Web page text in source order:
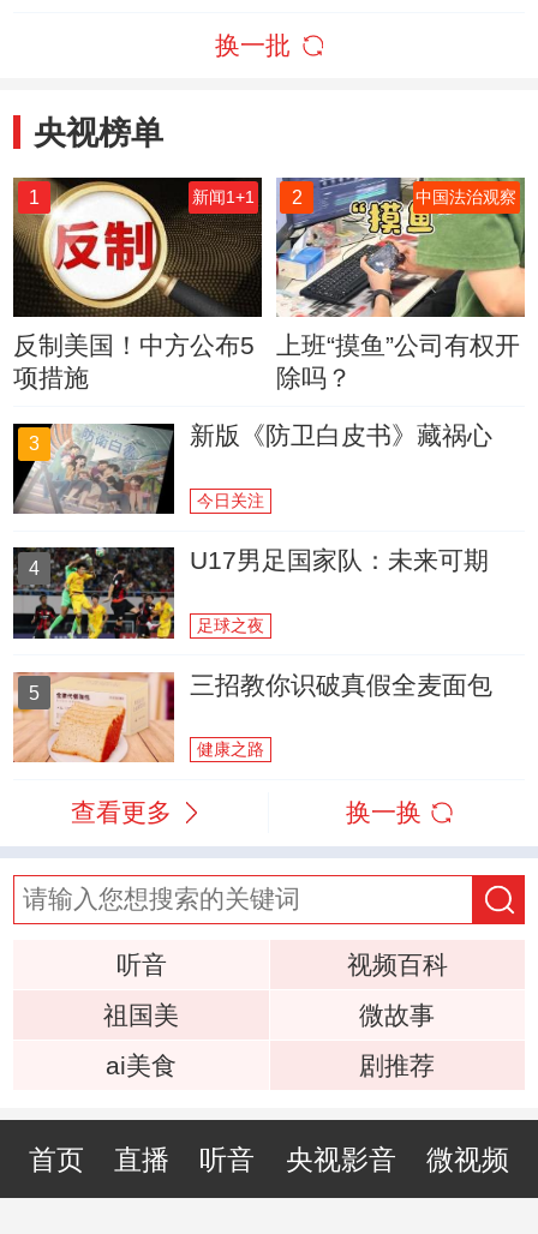
换一批
央视榜单
1 新闻1+1
反制美国！中方公布5
项措施
2 中国法治观察
上班“摸鱼”公司有权开
除吗？
3 新版《防卫白皮书》藏祸心
今日关注
4 U17男足国家队：未来可期
足球之夜
5 三招教你识破真假全麦面包
健康之路
查看更多 换一换
听音
视频百科
祖国美
微故事
ai美食
剧推荐
首页 直播 听音 央视影音 微视频